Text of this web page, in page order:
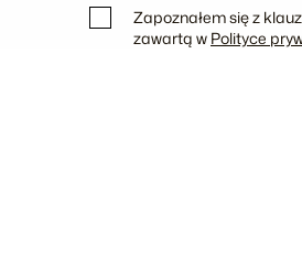
Zapoznałem się z
zawartą w Polityce